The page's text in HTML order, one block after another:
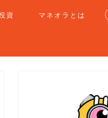
資 マネオラとは